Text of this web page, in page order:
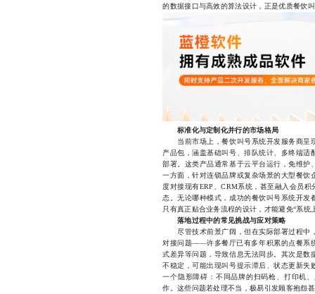
的数据接口与高效的算法设计，正是优质餐饮
标准化与定制化并行的市场格局
当前市场上，餐饮叫号系统开发服务商呈
产品包，涵盖基础叫号、排队统计、多终端
部署。这类产品通常基于云平台运行，免维
一方面，针对连锁品牌或复杂场景的大型餐饮
度对接现有ERP、CRM系统，甚至融入会员
态。无论哪种模式，成功的餐饮叫号系统开
只有真正贴合业务流程的设计，才能避免“系统
落地过程中的常见挑战与应对策略
尽管技术前景广阔，但在实际部署过程中
对接问题——许多餐厅已有多年积累的点餐系
式差异等问题，导致信息无法同步。其次是
不稳定，可能出现叫号提示滞后、状态更新
一个隐形障碍：不同品牌的扫码枪、打印机
作。这些问题若处理不当，极易引发顾客抱怨